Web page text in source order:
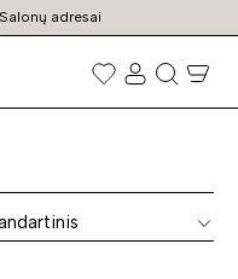
Salonų adresai